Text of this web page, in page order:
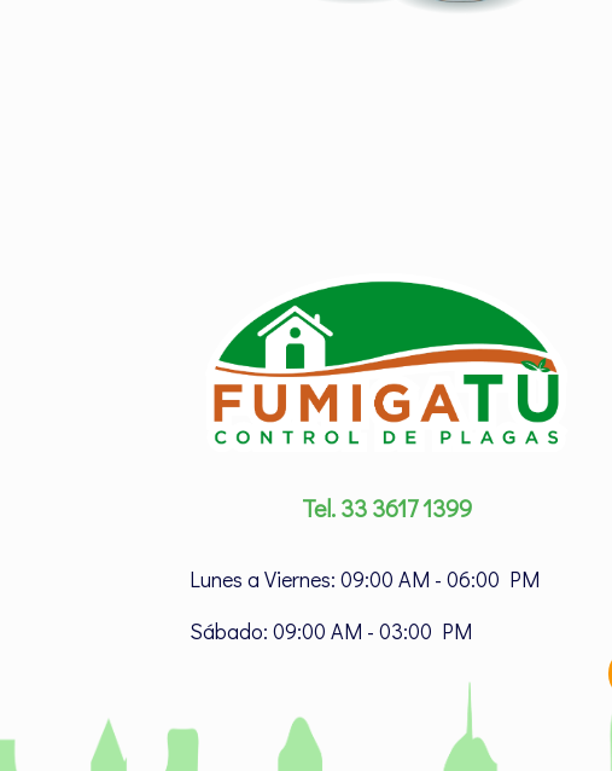
Tel. 33 3617 1399
Lunes a Viernes: 09:00 AM - 06:00 PM
Sábado: 09:00 AM - 03:00 PM